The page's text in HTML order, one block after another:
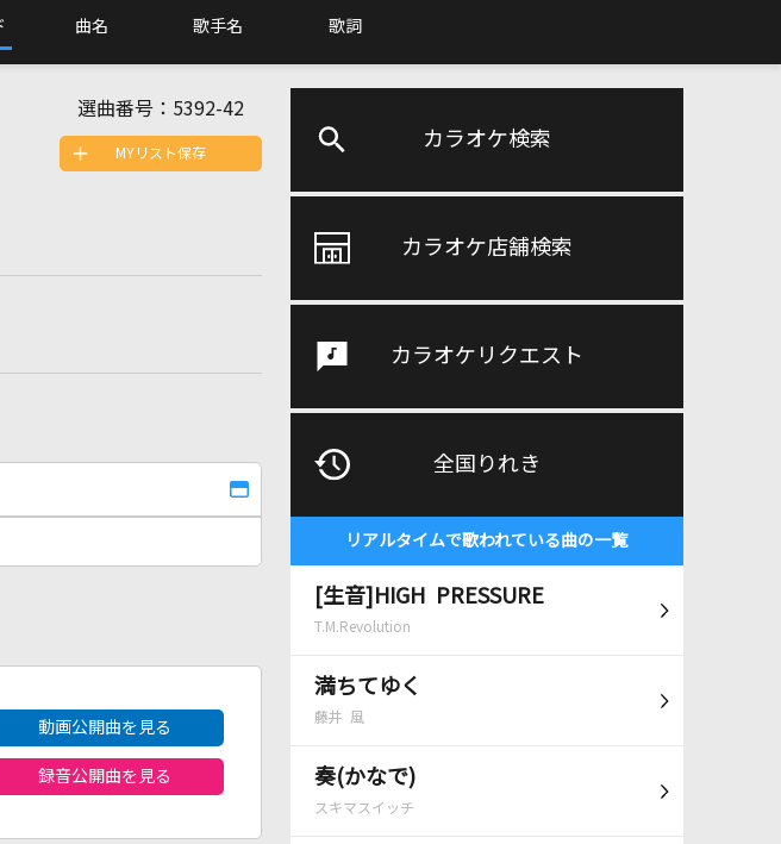
曲名 歌手名 歌詞
カラオケ検索
カラオケ店舗検索
カラオケリクエスト
全国りれき
リアルタイムで歌われている曲の一覧
[生音]HIGH PRESSURE
T.M.Revolution
満ちてゆく
藤井 風
奏(かなで)
スキマスイッチ
選曲番号： 5392-42
MYリスト保存
動画公開曲を見る
録音公開曲を見る